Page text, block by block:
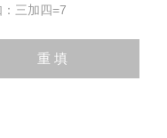
三加四=7